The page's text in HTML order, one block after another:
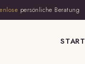
persönliche Beratung
START